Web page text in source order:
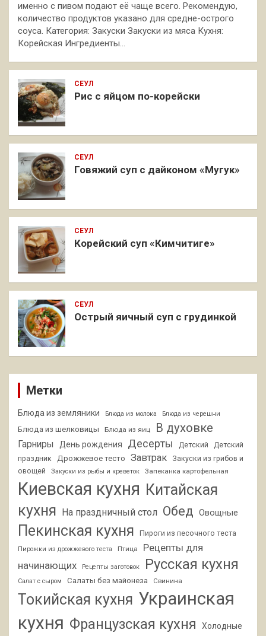
именно с пивом подают её чаще всего. Рекомендую,
количество продуктов указано для средне-острого
соуса. Категория: Закуски Закуски из мяса Кухня:
Корейская Ингредиенты…
СЕУЛ
Рис с яйцом по-корейски
СЕУЛ
Говяжий суп с дайконом «Мугук»
СЕУЛ
Корейский суп «Кимчитиге»
СЕУЛ
Острый яичный суп с грудинкой
Метки
Блюда из земляники Блюда из молока Блюда из черешни
Блюда из шелковицы Блюда из яиц В духовке
Гарниры День рождения Десерты Детский
Детский
праздник
Дрожжевое тесто Завтрак
Закуски из грибов и
овощей
Закуски из рыбы и креветок Запеканка картофельная
Киевская кухня Китайская
кухня
На праздничный стол Обед Овощные
Пекинская кухня Пироги из песочного теста
Пирожки из дрожжевого теста Птица
Рецепты для
начинающих
Рецепты заготовок Русская кухня
Салат с сыром Салаты без майонеза Свинина
Токийская кухня Украинская
кухня Французская кухня
Холодные